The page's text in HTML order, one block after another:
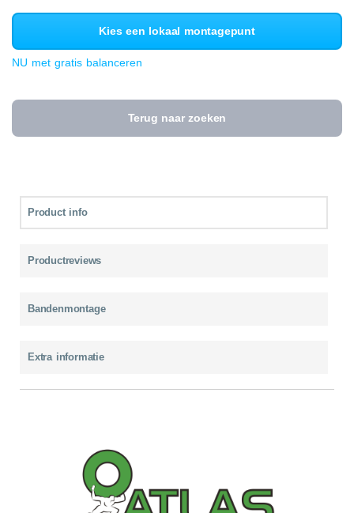
Kies een lokaal montagepunt
NU met gratis balanceren
Terug naar zoeken
Product info
Productreviews
Bandenmontage
Extra informatie